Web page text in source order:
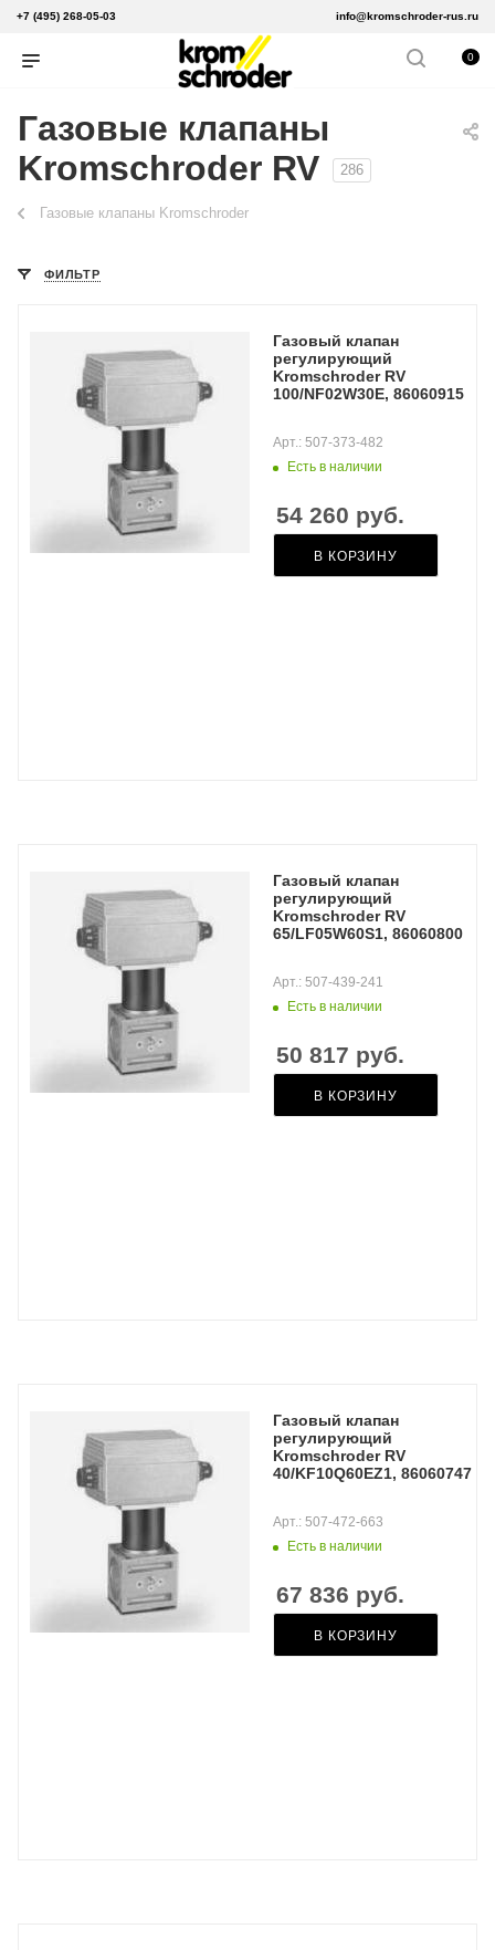
+7 (495) 268-05-03 info@kromschroder-rus.ru
0
Газовые клапаны
Kromschroder RV
286
Газовые клапаны Kromschroder
ФИЛЬТР
Газовый клапан
регулирующий
Kromschroder RV
100/NF02W30E, 86060915
Есть в наличии
Арт.: 507-373-482
54 260 руб.
В КОРЗИНУ
Газовый клапан
регулирующий
Kromschroder RV
65/LF05W60S1, 86060800
Есть в наличии
Арт.: 507-439-241
50 817 руб.
В КОРЗИНУ
Газовый клапан
регулирующий
Kromschroder RV
40/KF10Q60EZ1, 86060747
Есть в наличии
Арт.: 507-472-663
67 836 руб.
В КОРЗИНУ